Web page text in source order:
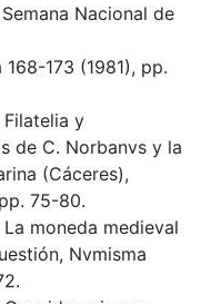
Nacional de
173 (1981), pp.
y
de C. Norbanvs y la
(Cáceres),
75-80.
moneda medieval
Nvmisma